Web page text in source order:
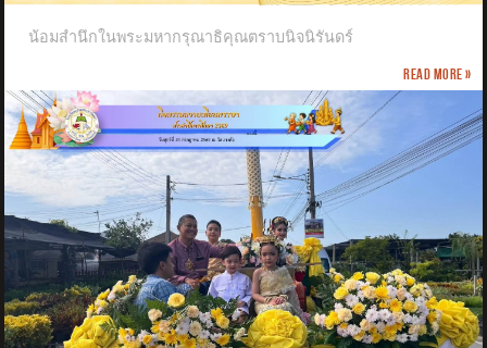
น้อมสำนึกในพระมหากรุณาธิคุณตราบนิจนิรันดร์
Read more »